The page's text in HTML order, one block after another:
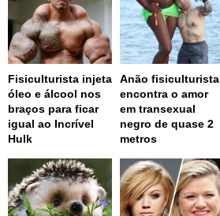
Fisiculturista injeta
óleo e álcool nos
braços para ficar
igual ao Incrível
Hulk
Anão fisiculturista
encontra o amor
em transexual
negro de quase 2
metros